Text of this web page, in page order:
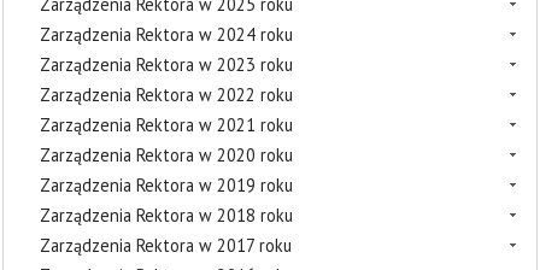
Zarządzenia Rektora w 2024 roku
Zarządzenia Rektora w 2023 roku
Zarządzenia Rektora w 2022 roku
Zarządzenia Rektora w 2021 roku
Zarządzenia Rektora w 2020 roku
Zarządzenia Rektora w 2019 roku
Zarządzenia Rektora w 2018 roku
Zarządzenia Rektora w 2017 roku